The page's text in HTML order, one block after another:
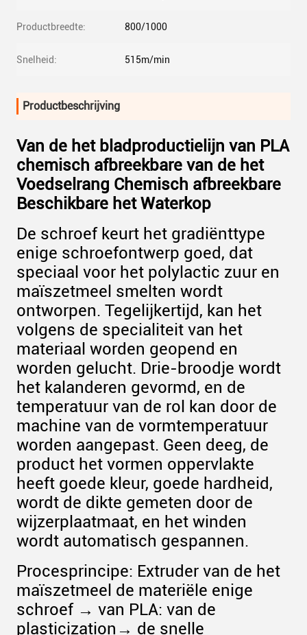
Productbreedte: 800/1000
Snelheid: 515m/min
Productbeschrijving
Van de het bladproductielijn van PLA
chemisch afbreekbare van de het
Voedselrang Chemisch afbreekbare
Beschikbare het Waterkop
De schroef keurt het gradiënttype
enige schroefontwerp goed, dat
speciaal voor het polylactic zuur en
maïszetmeel smelten wordt
ontworpen. Tegelijkertijd, kan het
volgens de specialiteit van het
materiaal worden geopend en
worden gelucht. Drie-broodje wordt
het kalanderen gevormd, en de
temperatuur van de rol kan door de
machine van de vormtemperatuur
worden aangepast. Geen deeg, de
product het vormen oppervlakte
heeft goede kleur, goede hardheid,
wordt de dikte gemeten door de
wijzerplaatmaat, en het winden
wordt automatisch gespannen.
Procesprincipe: Extruder van de het
maïszetmeel de materiële enige
schroef → van PLA: van de
plasticization→ de snelle